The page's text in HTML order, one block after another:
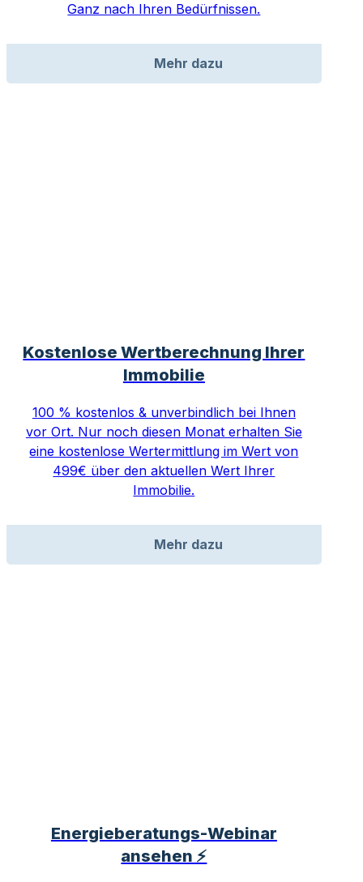
Ganz nach Ihren Bedürfnissen.
Mehr dazu
Kostenlose Wertberechnung Ihrer
Immobilie
100 % kostenlos & unverbindlich bei Ihnen
vor Ort. Nur noch diesen Monat erhalten Sie
eine kostenlose Wertermittlung im Wert von
499€ über den aktuellen Wert Ihrer
Immobilie.
Mehr dazu
Energieberatungs-Webinar
ansehen ⚡